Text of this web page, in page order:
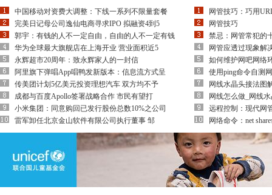
中国移动对资费大调整：下线一系列不限量套餐
完美日记母公司逸仙电商寻求IPO 拟融资4到5
郭宇：有钱的人不一定自由，自由的人不一定有钱
华为全球最大旗舰店在上海开业 营业面积近5
永辉超市20周年：致永辉家人的一封信
阿里旗下弹唱App唱鸭发新版本：信息流方式呈
传美团计划5亿美元投资理想汽车 双方均不予
成都与百度Apollo签署战略合作 市民有望打
小米集团：同意购回已发行股份总数10%之公司
雷军卸任北京金山软件有限公司执行董事 邹
网管技巧：巧用
网管技巧
禁忌：网管常犯的
网管应透过现象解
如何维护网吧网络
使用ping命令自测
网线水晶头接法图
网线怎么做_网线
远程控制：现代网
网络命令：net